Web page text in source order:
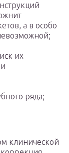
а в особо
их
ряда;
клинической